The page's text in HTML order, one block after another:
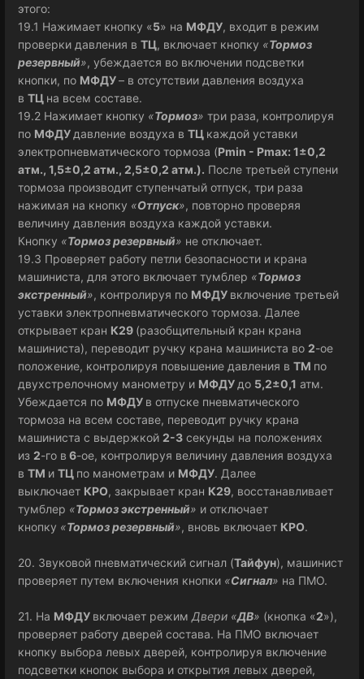
этого:
19.1 Нажимает кнопку «5» на МФДУ, входит в режим
проверки давления в ТЦ, включает кнопку «Тормоз
резервный», убеждается во включении подсветки
кнопки, по МФДУ– в отсутствии давления воздуха
в ТЦ на всем составе.
19.2 Нажимает кнопку «Тормоз» три раза, контролируя
по МФДУ давление воздуха в ТЦ каждой уставки
электропневматического тормоза (Pmin - Pmax: 1±0,2
атм., 1,5±0,2 атм., 2,5±0,2 атм.). После третьей ступени
тормоза производит ступенчатый отпуск, три раза
нажимая на кнопку «Отпуск», повторно проверяя
величину давления воздуха каждой уставки.
Кнопку «Тормоз резервный» не отключает.
19.3 Проверяет работу петли безопасности и крана
машиниста, для этого включает тумблер «Тормоз
экстренный», контролируя по МФДУ включение третьей
уставки электропневматического тормоза. Далее
открывает кран К29 (разобщительный кран крана
машиниста), переводит ручку крана машиниста во 2-ое
положение, контролируя повышение давления в ТМ по
двухстрелочному манометру и МФДУ до 5,2±0,1 атм.
Убеждается по МФДУ в отпуске пневматического
тормоза на всем составе, переводит ручку крана
машиниста с выдержкой 2-3 секунды на положениях
из 2-го в 6-ое, контролируя величину давления воздуха
в ТМ и ТЦ по манометрам и МФДУ. Далее
выключает КРО, закрывает кран К29, восстанавливает
тумблер «Тормоз экстренный» и отключает
кнопку «Тормоз резервный», вновь включает КРО.
20. Звуковой пневматический сигнал (Тайфун), машинист
проверяет путем включения кнопки «Сигнал» на ПМО.
21. На МФДУ включает режим Двери «ДВ» (кнопка «2»),
проверяет работу дверей состава. На ПМО включает
кнопку выбора левых дверей, контролируя включение
подсветки кнопок выбора и открытия левых дверей,